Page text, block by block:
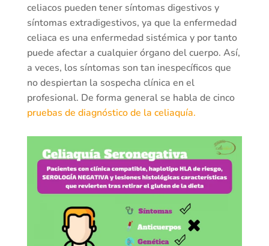
celiacos pueden tener síntomas digestivos y
síntomas extradigestivos, ya que la enfermedad
celiaca es una enfermedad sistémica y por tanto
puede afectar a cualquier órgano del cuerpo. Así,
a veces, los síntomas son tan inespecíficos que
no despiertan la sospecha clínica en el
profesional. De forma general se habla de cinco
pruebas de diagnóstico de la celiaquía.